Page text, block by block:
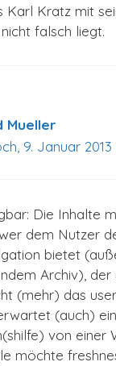
Karl Kratz mit
falsch liegt.
Mueller
9. Januar 2013
Die Inhalte
dem Nutzer
bietet
Archiv),
(mehr) das
(auch)
von einer
möchte